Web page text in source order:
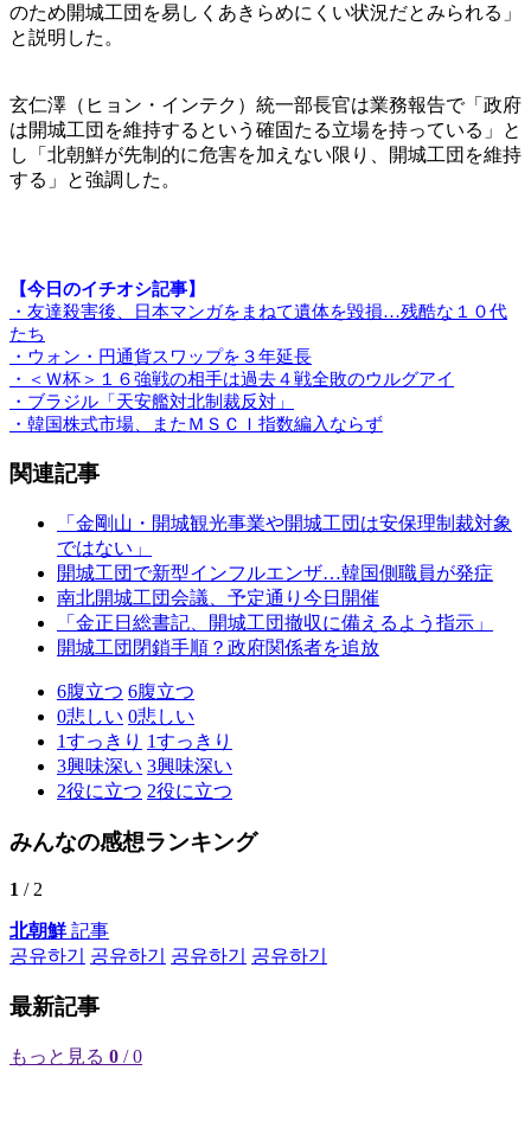
のため開城工団を易しくあきらめにくい状況だとみられる」
と説明した。
玄仁澤（ヒョン・インテク）統一部長官は業務報告で「政府
は開城工団を維持するという確固たる立場を持っている」と
し「北朝鮮が先制的に危害を加えない限り、開城工団を維持
する」と強調した。
【今日のイチオシ記事】
・友達殺害後、日本マンガをまねて遺体を毀損…残酷な１０代
たち
・ウォン・円通貨スワップを３年延長
・＜Ｗ杯＞１６強戦の相手は過去４戦全敗のウルグアイ
・ブラジル「天安艦対北制裁反対」
・韓国株式市場、またＭＳＣＩ指数編入ならず
関連記事
「金剛山・開城観光事業や開城工団は安保理制裁対象
ではない」
開城工団で新型インフルエンザ…韓国側職員が発症
南北開城工団会議、予定通り今日開催
「金正日総書記、開城工団撤収に備えるよう指示」
開城工団閉鎖手順？政府関係者を追放
6腹立つ 6腹立つ
0悲しい 0悲しい
1すっきり 1すっきり
3興味深い 3興味深い
2役に立つ 2役に立つ
みんなの感想ランキング
1 / 2
北朝鮮記事
공유하기
공유하기 공유하기 공유하기
最新記事
もっと見る 0 / 0